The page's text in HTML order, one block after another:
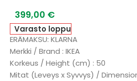
399,00 €
Varasto loppu
ERÄMAKSU: KLARNA
Merkki / Brand : IKEA
Korkeus / Height (cm) : 50
Mitat (Leveys x Syvvys) /